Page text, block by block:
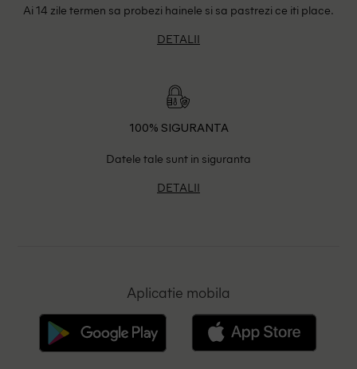
Ai 14 zile termen sa probezi hainele si sa pastrezi ce iti place.
DETALII
100% SIGURANTA
Datele tale sunt in siguranta
DETALII
Aplicatie mobila